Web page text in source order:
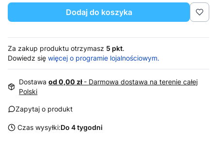
Dodaj do koszyka
Za zakup produktu otrzymasz 5 pkt.
Dowiedz się więcej o programie lojalnościowym.
Dostawaod 0,00 zł - Darmowa dostawa na terenie całej
Polski
Zapytaj o produkt
Czas wysyłki:Do 4 tygodni